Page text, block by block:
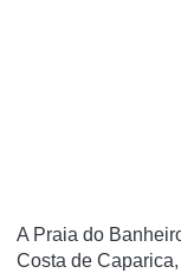
A Praia do
Costa de